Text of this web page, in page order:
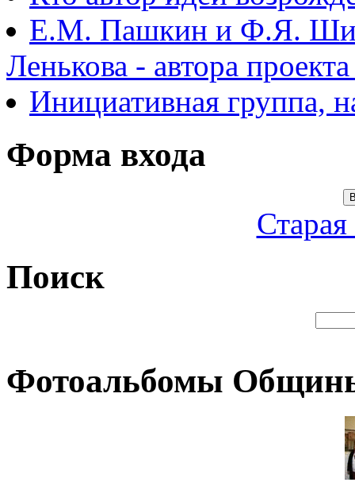
Е.М. Пашкин и Ф.Я.
Ленькова - автора
Инициативная группа,
Форма входа
Поиск
Фотоальбомы